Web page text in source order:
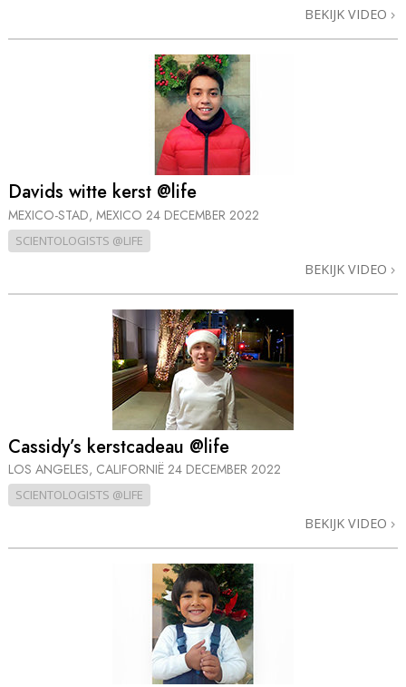
BEKIJK VIDEO
Davids witte kerst @life
MEXICO-STAD, MEXICO 24 DECEMBER 2022
SCIENTOLOGISTS @LIFE
BEKIJK VIDEO
Cassidy’s kerstcadeau @life
LOS ANGELES, CALIFORNIË 24 DECEMBER 2022
SCIENTOLOGISTS @LIFE
BEKIJK VIDEO